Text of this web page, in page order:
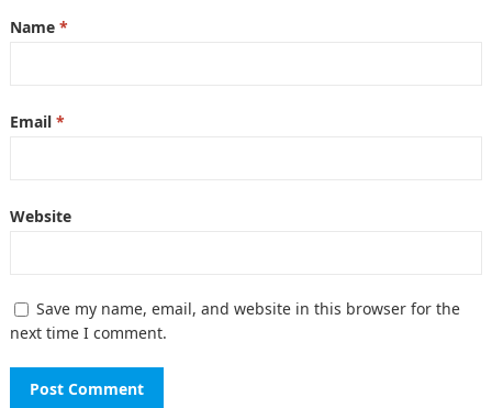
Name *
Email *
Website
Save my name, email, and website in this browser for the
next time I comment.